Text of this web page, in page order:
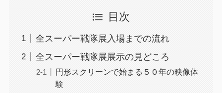
目次
全スーパー戦隊展入場までの流れ
全スーパー戦隊展展示の見どころ
円形スクリーンで始まる５０年の映像体
験